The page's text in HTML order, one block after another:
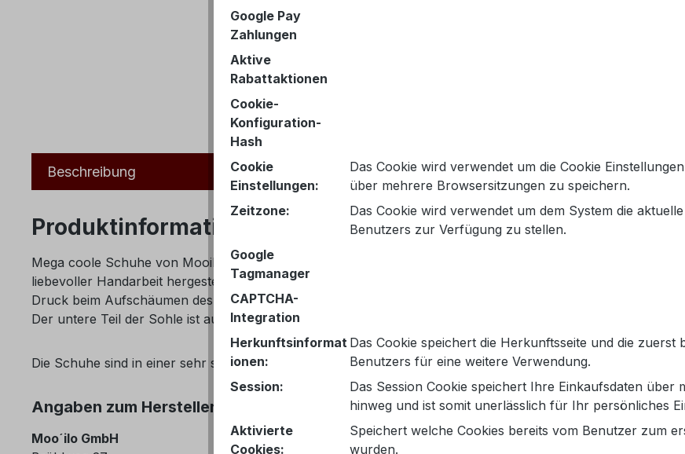
Beschreibung
Produktinformationen "Flipi Bandage in Teddy"
Mega coole Schuhe von Mooilo. Das Band aus Teddy-Webpelz gibt diesen ausgefallenen Schuhen den
liebevoller Handarbeit hergestellt. Aber auch die Sohle ist bei diesen Schuhen besonders. Sie besteht aus
Druck beim Aufschäumen des Kunststoffes viele kleine Luftbläschen eingeschlossen. Dadurch ist dieser
Der untere Teil der Sohle ist aus einem festeren Material hergestellt, so dass Unebenheiten weniger
Die Schuhe sind in einer sehr schönen und wertigen Clutch aus Webpelz verpackt.
Angaben zum Hersteller (Informationspflichten zur GPSR
Moo´ilo GmbH
Google Pay
Zahlungen
Aktive
Rabattaktionen
Cookie-
Konfiguration-
Hash
Cookie
Einstellungen:
Das Cookie wird verwendet um die Cookie
über mehrere Browsersitzungen zu speichern.
Zeitzone:
Das Cookie wird verwendet um dem System die
Benutzers zur Verfügung zu stellen.
Google
Tagmanager
CAPTCHA-
Integration
Herkunftsinformat
ionen:
Das Cookie speichert die Herkunftsseite und die zuerst
Benutzers für eine weitere Verwendung.
Session:
Das Session Cookie speichert Ihre Einkaufsdaten über
hinweg und ist somit unerlässlich für Ihr persönliches
Aktivierte
Cookies:
Speichert welche Cookies bereits vom Benutzer zum
wurden.